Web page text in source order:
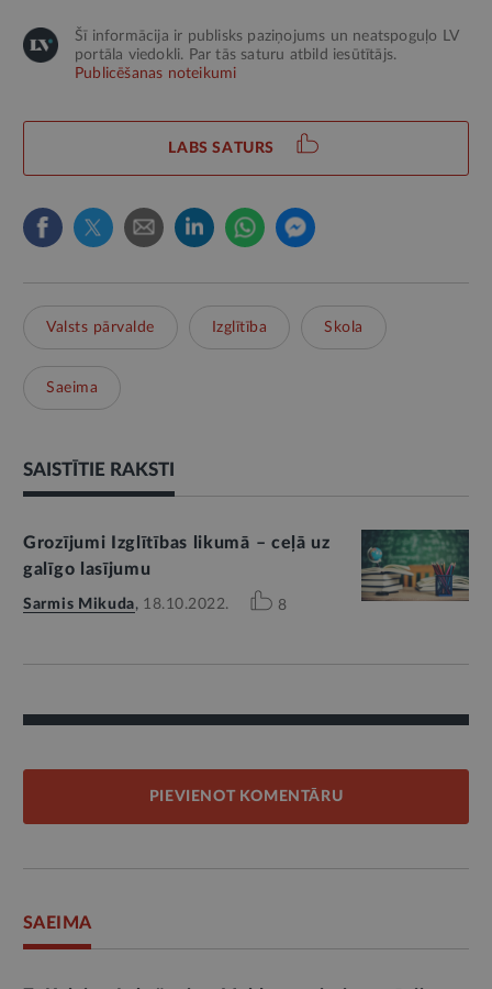
Šī informācija ir publisks paziņojums un neatspoguļo LV
portāla viedokli. Par tās saturu atbild iesūtītājs.
Publicēšanas noteikumi
LABS SATURS
Valsts pārvalde Izglītība Skola
Saeima
SAISTĪTIE RAKSTI
Grozījumi Izglītības likumā – ceļā uz
galīgo lasījumu
Sarmis Mikuda, 18.10.2022. 8
PIEVIENOT KOMENTĀRU
SAEIMA